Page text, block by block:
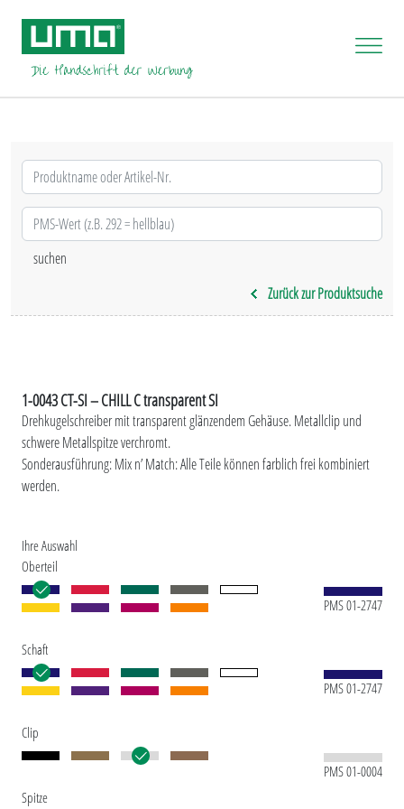
Zurück zur Produktsuche
1-0043 CT-SI – CHILL C transparent SI
Drehkugelschreiber mit transparent glänzendem Gehäuse. Metallclip und
schwere Metallspitze verchromt.
Sonderausführung: Mix n’ Match: Alle Teile können farblich frei kombiniert
werden.
Ihre Auswahl
Oberteil
PMS 01-2747
Schaft
PMS 01-2747
Clip
PMS 01-0004
Spitze